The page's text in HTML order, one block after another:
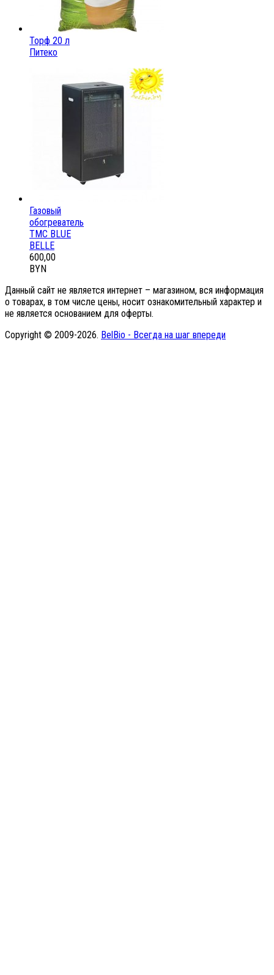
Торф 20 л
Питеко
Газовый
обогреватель
ТМС BLUE
BELLE
600,00
BYN
Данный сайт не является интернет – магазином, вся информация
о товарах, в том числе цены, носит ознакомительный характер и
не является основанием для оферты.
Copyright © 2009-2026. BelBio - Всегда на шаг впереди